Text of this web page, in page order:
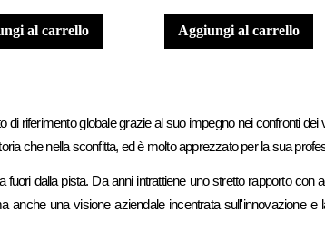
al carrello aggiungi al carrello
riferimento globale grazie al suo impegno nei confronti
che nella sconfitta, ed è molto apprezzato per la sua
dalla pista. Da anni intrattiene uno stretto rapporto
anche una visione aziendale incentrata sull'innovazione